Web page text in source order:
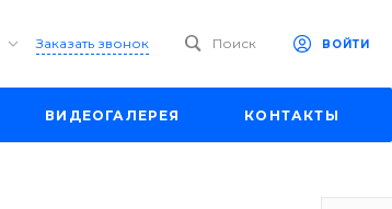
Заказать звонок Поиск ВОЙТИ
ВИДЕОГАЛЕРЕЯ КОНТАКТЫ